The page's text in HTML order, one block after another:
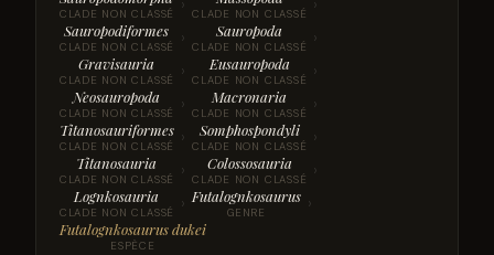
CLADE NON CLASSÉ › CLADE NON CLASSÉ ›
Sauropodiformes
CLADE NON CLASSÉ › Sauropoda
CLADE NON CLASSÉ ›
Gravisauria
CLADE NON CLASSÉ › Eusauropoda
CLADE NON CLASSÉ ›
Neosauropoda
CLADE NON CLASSÉ › Macronaria
CLADE NON CLASSÉ ›
Titanosauriformes
CLADE NON CLASSÉ › Somphospondyli
CLADE NON CLASSÉ ›
Titanosauria
CLADE NON CLASSÉ › Colossosauria
CLADE NON CLASSÉ ›
Lognkosauria
CLADE NON CLASSÉ › Futalognkosaurus
GENRE ›
Futalognkosaurus dukei
ESPÈCE